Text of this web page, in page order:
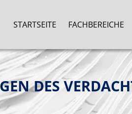
STARTSEITE FACHBEREICHE
DES